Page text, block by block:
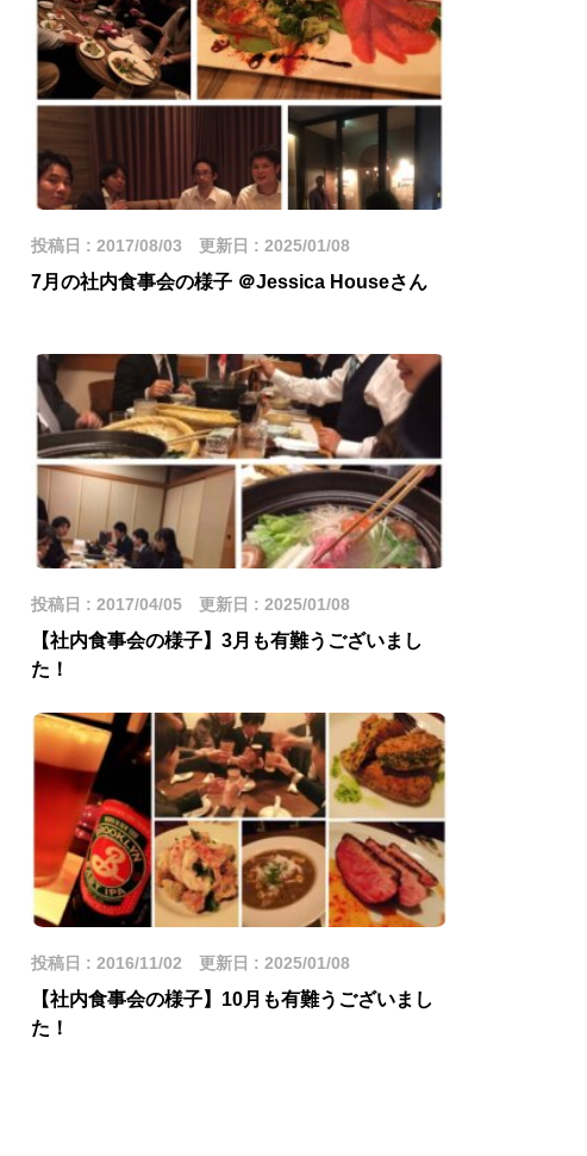
投稿日 : 2017/08/03 更新日 : 2025/01/08
7月の社内食事会の様子 ＠Jessica Houseさん
投稿日 : 2017/04/05 更新日 : 2025/01/08
【社内食事会の様子】3月も有難うございまし
た！
投稿日 : 2016/11/02 更新日 : 2025/01/08
【社内食事会の様子】10月も有難うございまし
た！